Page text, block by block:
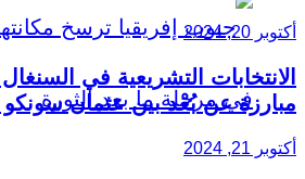
أكتوبر 20, 2024
الانتخابات التشريعية في
مبارزة عن بُعْد بين عثمان
أكتوبر 21, 2024